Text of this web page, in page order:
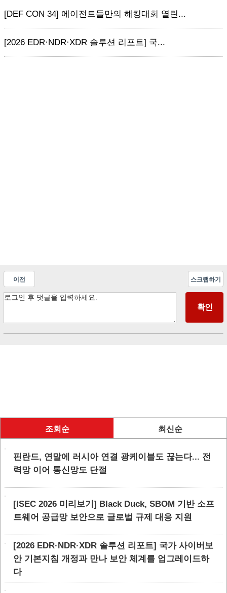
[DEF CON 34] 에이전트들만의 해킹대회 열린...
[2026 EDR·NDR·XDR 솔루션 리포트] 국...
이전 스크랩하기
조회순 최신순
핀란드, 연말에 러시아 연결 광케이블도 끊는다... 전
력망 이어 통신망도 단절
[ISEC 2026 미리보기] Black Duck, SBOM 기반 소프
트웨어 공급망 보안으로 글로벌 규제 대응 지원
[2026 EDR·NDR·XDR 솔루션 리포트] 국가 사이버보
안 기본지침 개정과 만나 보안 체계를 업그레이드하
다